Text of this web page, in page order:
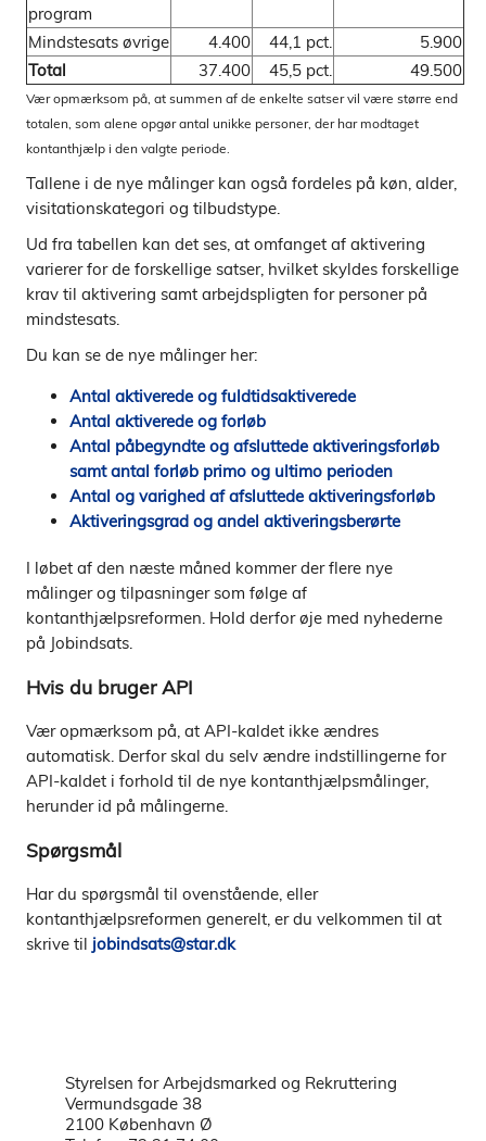
program
Mindstesats øvrige 4.400 44,1 pct.
5.900
Total
37.400 45,5 pct. 49.500
Vær opmærksom på, at summen af de enkelte satser vil være større end
totalen, som alene opgør antal unikke personer, der har modtaget
kontanthjælp i den valgte periode.
Tallene i de nye målinger kan også fordeles på køn, alder,
visitationskategori og tilbudstype.
Ud fra tabellen kan det ses, at omfanget af aktivering
varierer for de forskellige satser, hvilket skyldes forskellige
krav til aktivering samt arbejdspligten for personer på
mindstesats.
Du kan se de nye målinger her:
Antal aktiverede og fuldtidsaktiverede
Antal aktiverede og forløb
Antal påbegyndte og afsluttede aktiveringsforløb
samt antal forløb primo og ultimo perioden
Antal og varighed af afsluttede aktiveringsforløb
Aktiveringsgrad og andel aktiveringsberørte
I løbet af den næste måned kommer der flere nye
målinger og tilpasninger som følge af
kontanthjælpsreformen. Hold derfor øje med nyhederne
på Jobindsats.
Hvis du bruger API
Vær opmærksom på, at API-kaldet ikke ændres
automatisk. Derfor skal du selv ændre indstillingerne for
API-kaldet i forhold til de nye kontanthjælpsmålinger,
herunder id på målingerne.
Spørgsmål
Har du spørgsmål til ovenstående, eller
kontanthjælpsreformen generelt, er du velkommen til at
skrive til jobindsats@star.dk
Styrelsen for Arbejdsmarked og Rekruttering
Vermundsgade 38
2100 København Ø